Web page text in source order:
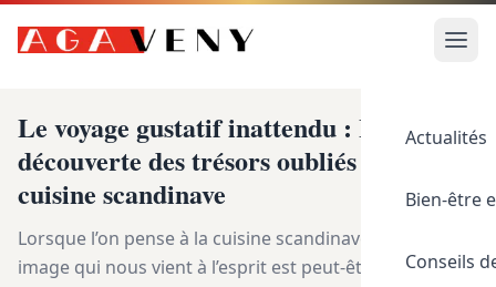
Actualités
Bien-être
Conseils
Le voyage gustatif inattendu : La
découverte des trésors oubliés de la
cuisine scandinave
Lorsque l’on pense à la cuisine scandinave, la première
image qui nous vient à l’esprit est peut-être celle d’un